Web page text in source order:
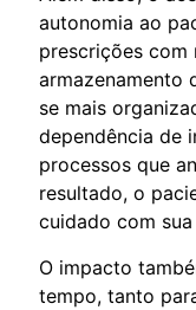
autonomia ao
prescrições com
armazenamento
se mais
dependência de
processos que
resultado, o
cuidado com
O impacto
tempo, tanto